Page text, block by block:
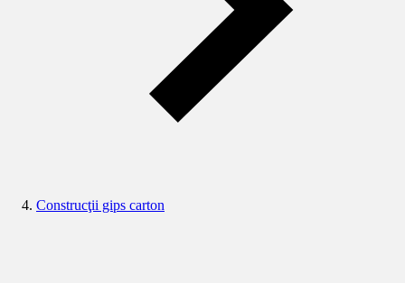
Construcţii gips carton